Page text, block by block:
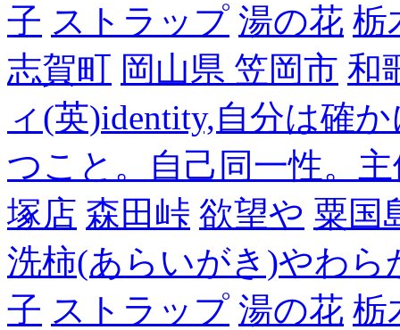
子 ストラップ 湯の花 栃
志賀町 岡山県 笠岡市 和
ィ(英)identity,自分は確
つこと。自己同一性。
塚店 森田峠 欲望や 粟国
洗柿(あらいがき)やわ
子 ストラップ 湯の花 栃